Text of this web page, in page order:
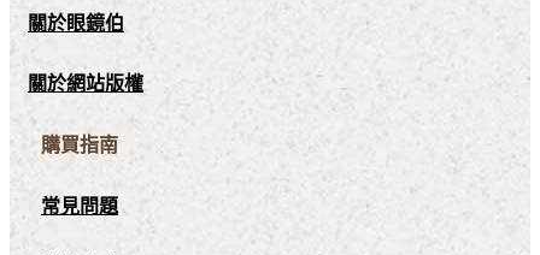
關於眼鏡伯
關於網站版權
購買指南
常見問題